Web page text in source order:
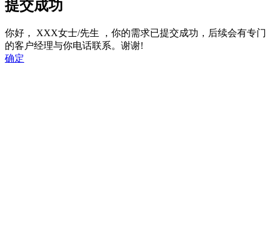
提交成功
你好， XXX女士/先生
，你的需求已提交成功，后续会有专门
的客户经理与你电话联系。谢谢!
确定